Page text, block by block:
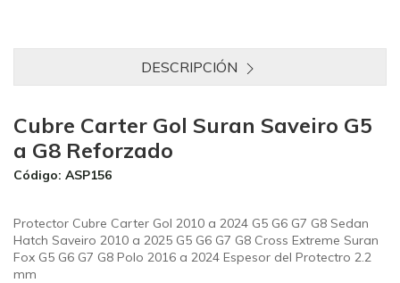
DESCRIPCIÓN
Cubre Carter Gol Suran Saveiro G5
a G8 Reforzado
Código: ASP156
Protector Cubre Carter Gol 2010 a 2024 G5 G6 G7 G8 Sedan
Hatch Saveiro 2010 a 2025 G5 G6 G7 G8 Cross Extreme Suran
Fox G5 G6 G7 G8 Polo 2016 a 2024 Espesor del Protectro 2.2
mm